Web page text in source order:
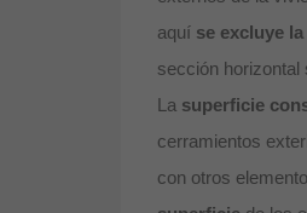
aquí se excluye
sección horizontal
La superficie
cerramientos
con otros